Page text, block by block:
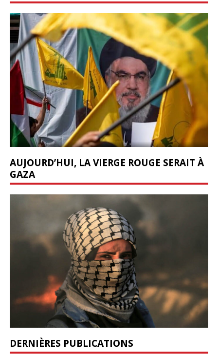
AUJOURD’HUI, LA VIERGE ROUGE SERAIT À
GAZA
DERNIÈRES PUBLICATIONS